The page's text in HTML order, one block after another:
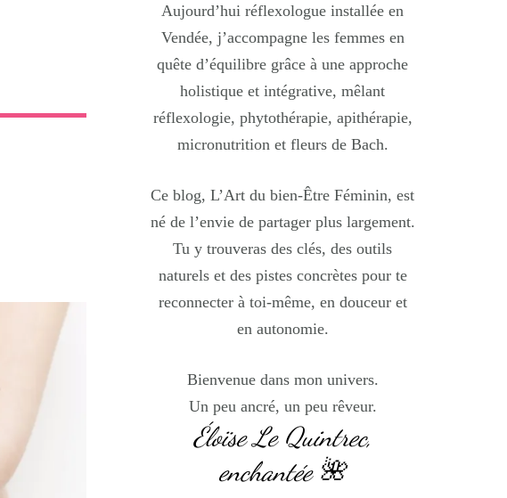
Aujourd’hui réflexologue installée en
Vendée, j’accompagne les femmes en
quête d’équilibre grâce à une approche
holistique et intégrative, mêlant
réflexologie, phytothérapie, apithérapie,
micronutrition et fleurs de Bach.
Ce blog, L’Art du bien-Être Féminin, est
né de l’envie de partager plus largement.
Tu y trouveras des clés, des outils
naturels et des pistes concrètes pour te
reconnecter à toi-même, en douceur et
en autonomie.
Bienvenue dans mon univers.
Un peu ancré, un peu rêveur.
Éloïse Le Quintrec,
enchantée 🌺